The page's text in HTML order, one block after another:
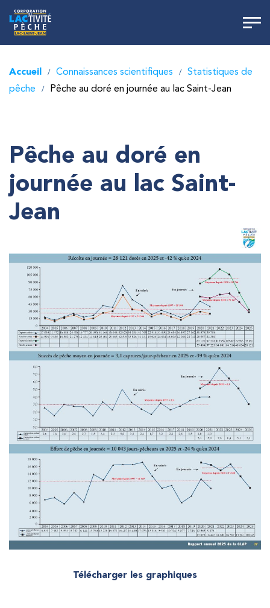
Accueil / Connaissances scientifiques /
Statistiques de
pêche
/ Pêche au doré en journée au lac Saint-Jean
Pêche au doré en
journée au lac Saint-
Jean
Télécharger les graphiques